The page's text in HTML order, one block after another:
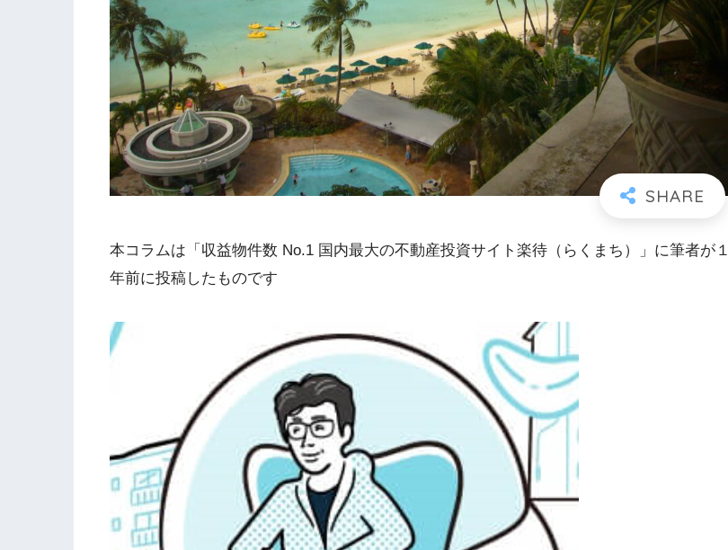
本コラムは「収益物件数 No.1 国内最大の不動産投資サイト楽待（らくまち）」に筆者が１
年前に投稿したものです